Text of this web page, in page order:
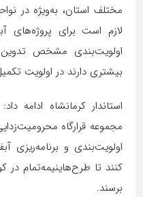
مختلف استان، به‌ویژه در
لازم است برای پروژه‌های
اولویت‌بندی مشخص
بیشتری دارند در اولویت
استاندار کرمانشاه ادامه
مجموعه قرارگاه
اولویت‌بندی و برنامه‌ریزی
کنند تا طرح‌هاینیمه‌تمام در
برسند.